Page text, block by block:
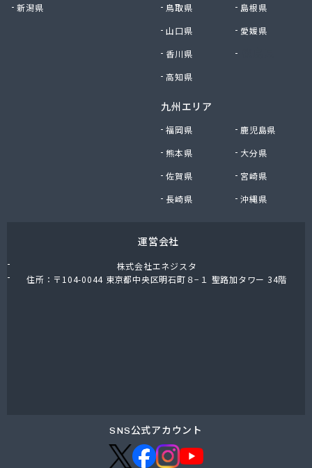
津田商店
田邊工業株式会社 佐野工場
田邊工業株式会社 足利営業所
東京ガスエネルギー株式会社 宇都宮サービスセン
東上ガス株式会社 真岡営業所
東上ガス株式会社 那須営業所
栃木液化ガス株式会社
栃木県プロパンガス商業協同組合
栃木石油株式会社 本社
日東瓦斯株式会社 南河内営業所
日本ガス株式会社 宇都宮営業所
新潟県
鳥取県
島根県
山口県
愛媛県
香川県
高知県
九州エリア
福岡県
鹿児島県
熊本県
大分県
佐賀県
宮崎県
長崎県
沖縄県
運営会社
株式会社エネジスタ
住所：〒104-0044 東京都中央区明石町８−１ 聖路加タワー 34階
SNS公式アカウント